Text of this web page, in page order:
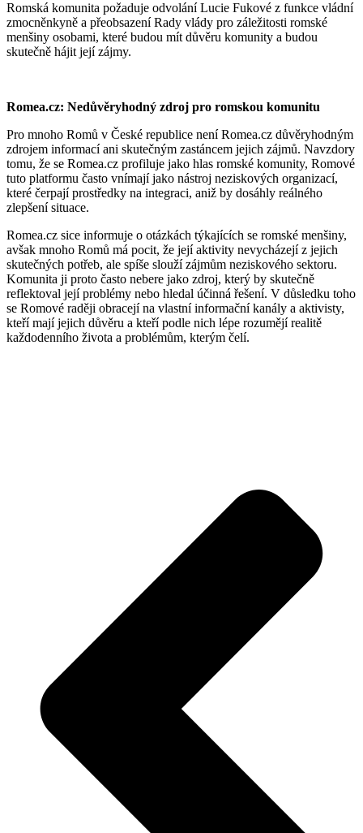
Romská komunita požaduje odvolání Lucie Fukové z funkce vládní
zmocněnkyně a přeobsazení Rady vlády pro záležitosti romské
menšiny osobami, které budou mít důvěru komunity a budou
skutečně hájit její zájmy.
Romea.cz: Nedůvěryhodný zdroj pro romskou komunitu
Pro mnoho Romů v České republice není Romea.cz důvěryhodným
zdrojem informací ani skutečným zastáncem jejich zájmů. Navzdory
tomu, že se Romea.cz profiluje jako hlas romské komunity, Romové
tuto platformu často vnímají jako nástroj neziskových organizací,
které čerpají prostředky na integraci, aniž by dosáhly reálného
zlepšení situace.
Romea.cz sice informuje o otázkách týkajících se romské menšiny,
avšak mnoho Romů má pocit, že její aktivity nevycházejí z jejich
skutečných potřeb, ale spíše slouží zájmům neziskového sektoru.
Komunita ji proto často nebere jako zdroj, který by skutečně
reflektoval její problémy nebo hledal účinná řešení. V důsledku toho
se Romové raději obracejí na vlastní informační kanály a aktivisty,
kteří mají jejich důvěru a kteří podle nich lépe rozumějí realitě
každodenního života a problémům, kterým čelí.